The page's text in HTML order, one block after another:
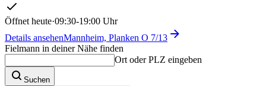
Öffnet heute·09:30-19:00 Uhr
Details ansehenMannheim, Planken O 7/13
Fielmann in deiner Nähe finden
Ort oder PLZ eingeben
Suchen